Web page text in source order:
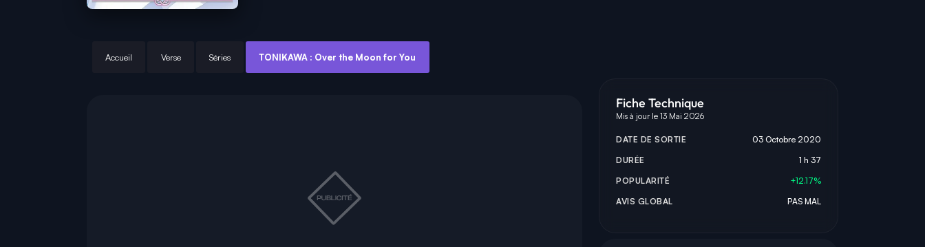
Accueil Verse Séries TONIKAWA : Over the Moon for You
Fiche Technique
Mis à jour le 13 Mai 2026
DATE DE SORTIE
03 Octobre 2020
DURÉE
1 h 37
POPULARITÉ
+12.17%
AVIS GLOBAL
PAS MAL